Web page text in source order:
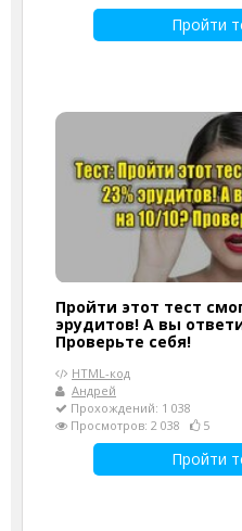
Пройти
Пройти этот тест
эрудитов! А вы
Проверьте себя!
HTML-код
Андрей
Прохождений: 1 038
Просмотров: 2 038
5
Пройти